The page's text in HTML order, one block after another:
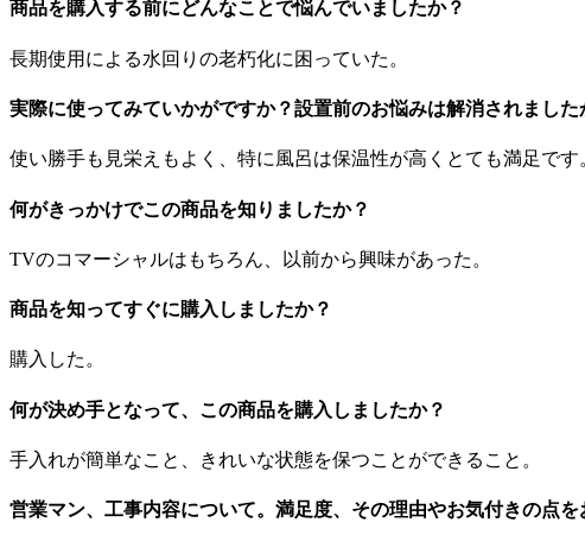
商品を購入する前にどんなことで悩んでいましたか？
長期使用による水回りの老朽化に困っていた。
実際に使ってみていかがですか？設置前のお悩みは解消されました
使い勝手も見栄えもよく、特に風呂は保温性が高くとても満足です
何がきっかけでこの商品を知りましたか？
TVのコマーシャルはもちろん、以前から興味があった。
商品を知ってすぐに購入しましたか？
購入した。
何が決め手となって、この商品を購入しましたか？
手入れが簡単なこと、きれいな状態を保つことができること。
営業マン、工事内容について。満足度、その理由やお気付きの点を